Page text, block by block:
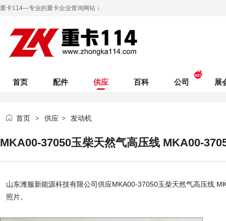
重卡114—专业的重卡企业查询网站 ↓
首页 配件 供应 百科 公司 展
首页 > 供应 > 发动机
MKA00-37050玉柴天然气高压线 MKA00-
山东潍服新能源科技有限公司供应MKA00-37050玉柴天然气高压线
照片。